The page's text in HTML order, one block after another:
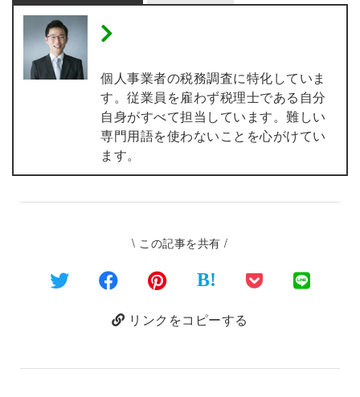
個人事業者の税務調査に特化していま
す。従業員を雇わず税理士である自分
自身がすべて担当しています。難しい
専門用語を使わないことを心がけてい
ます。
\ この記事を共有 /
B!
リンクをコピーする